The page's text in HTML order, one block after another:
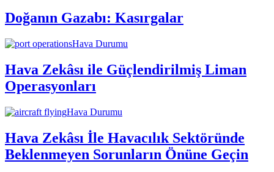
Doğanın Gazabı: Kasırgalar
Hava Durumu
Hava Zekâsı ile Güçlendirilmiş Liman
Operasyonları
Hava Durumu
Hava Zekâsı İle Havacılık Sektöründe
Beklenmeyen Sorunların Önüne Geçin